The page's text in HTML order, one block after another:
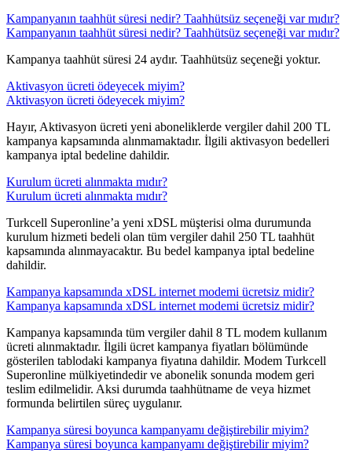
Kampanyanın taahhüt süresi nedir? Taahhütsüz seçeneği var mıdır?
Kampanyanın taahhüt süresi nedir? Taahhütsüz seçeneği var mıdır?
​​Kampanya taahhüt süresi 24 aydır. Taahhütsüz seçeneği yoktur.
Aktivasyon ücreti ödeyecek miyim?
Aktivasyon ücreti ödeyecek miyim?
​​Hayır, Aktivasyon ücreti yeni aboneliklerde vergiler dahil 200 TL
kampanya kapsamında alınmamaktadır. İlgili aktivasyon bedelleri
kampanya iptal bedeline dahildir.
Kurulum ücreti alınmakta mıdır?
Kurulum ücreti alınmakta mıdır?
​​Turkcell Superonline’a yeni xDSL müşterisi olma durumunda
kurulum hizmeti bedeli olan tüm vergiler dahil 250 TL taahhüt
kapsamında alınmayacaktır. Bu bedel kampanya iptal bedeline
dahildir.
Kampanya kapsamında xDSL internet modemi ücretsiz midir?
Kampanya kapsamında xDSL internet modemi ücretsiz midir?
​Kampanya kapsamında tüm vergiler dahil 8 TL modem kullanım
ücreti alınmaktadır. İlgili ücret kampanya fiyatları bölümünde
gösterilen tablodaki kampanya fiyatına dahildir. Modem Turkcell
Superonline mülkiyetindedir ve abonelik sonunda modem geri
teslim edilmelidir. Aksi durumda taahhütname de veya hizmet
formunda belirtilen süreç uygulanır. ​​
Kampanya süresi boyunca kampanyamı değiştirebilir miyim?
Kampanya süresi boyunca kampanyamı değiştirebilir miyim?